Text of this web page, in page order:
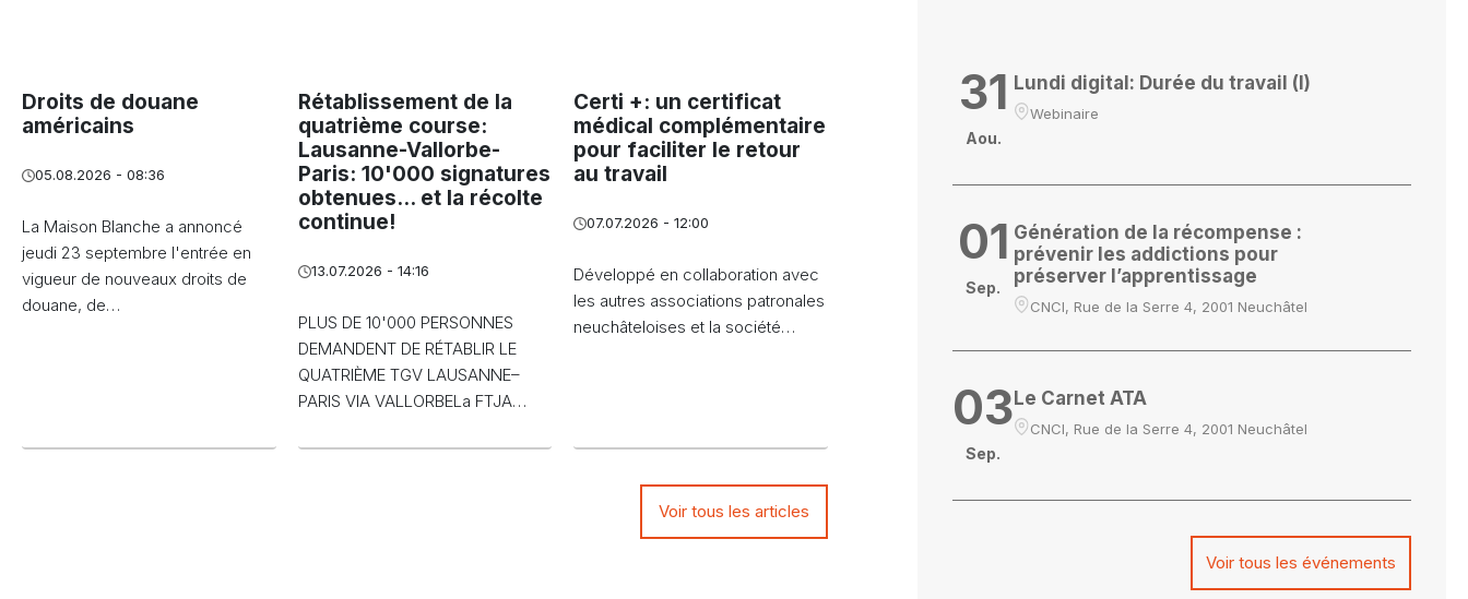
Droits de douane
américains
05.08.2026 - 08:36
La Maison Blanche a annoncé
jeudi 23 septembre l'entrée en
vigueur de nouveaux droits de
douane, de…
Rétablissement de la
quatrième course:
Lausanne-Vallorbe-
Paris: 10'000 signatures
obtenues... et la récolte
continue!
13.07.2026 - 14:16
PLUS DE 10'000 PERSONNES
DEMANDENT DE RÉTABLIR LE
QUATRIÈME TGV LAUSANNE–
PARIS VIA VALLORBELa FTJA…
Certi +: un certificat
médical complémentaire
pour faciliter le retour
au travail
07.07.2026 - 12:00
Développé en collaboration avec
les autres associations patronales
neuchâteloises et la société…
Voir tous les articles
31
Aou.
Lundi digital: Durée du travail (I)
Webinaire
01
Sep.
Génération de la récompense :
prévenir les addictions pour
préserver l’apprentissage
CNCI, Rue de la Serre 4, 2001 Neuchâtel
03
Sep.
Le Carnet ATA
CNCI, Rue de la Serre 4, 2001 Neuchâtel
Voir tous les événements